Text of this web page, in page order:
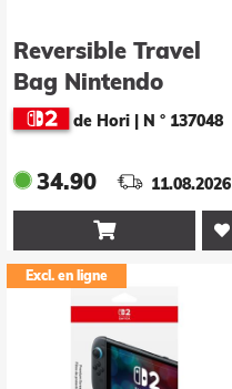
Reversible Travel
Bag Nintendo
Switch 2 (Schwarz)
de Hori N ° 137048
34.90 11.08.2026

Excl. en ligne